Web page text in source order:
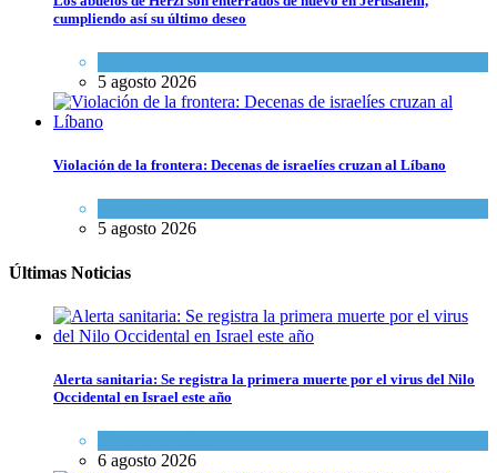
cumpliendo así su último deseo
5 agosto 2026
Violación de la frontera: Decenas de israelíes cruzan al Líbano
5 agosto 2026
Últimas Noticias
Alerta sanitaria: Se registra la primera muerte por el virus del Nilo
Occidental en Israel este año
6 agosto 2026